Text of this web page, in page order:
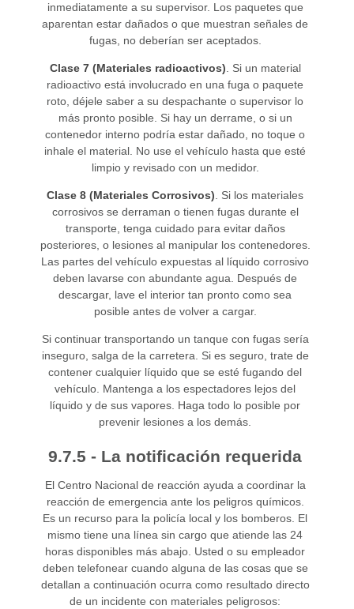
inmediatamente a su supervisor. Los paquetes que
aparentan estar dañados o que muestran señales de
fugas, no deberían ser aceptados.
Clase 7 (Materiales radioactivos) . Si un material
radioactivo está involucrado en una fuga o paquete
roto, déjele saber a su despachante o supervisor lo
más pronto posible. Si hay un derrame, o si un
contenedor interno podría estar dañado, no toque o
inhale el material. No use el vehículo hasta que esté
limpio y revisado con un medidor.
Clase 8 (Materiales Corrosivos) . Si los materiales
corrosivos se derraman o tienen fugas durante el
transporte, tenga cuidado para evitar daños
posteriores, o lesiones al manipular los contenedores.
Las partes del vehículo expuestas al líquido corrosivo
deben lavarse con abundante agua. Después de
descargar, lave el interior tan pronto como sea
posible antes de volver a cargar.
Si continuar transportando un tanque con fugas sería
inseguro, salga de la carretera. Si es seguro, trate de
contener cualquier líquido que se esté fugando del
vehículo. Mantenga a los espectadores lejos del
líquido y de sus vapores. Haga todo lo posible por
prevenir lesiones a los demás.
9.7.5 - La notificación requerida
El Centro Nacional de reacción ayuda a coordinar la
reacción de emergencia ante los peligros químicos.
Es un recurso para la policía local y los bomberos. El
mismo tiene una línea sin cargo que atiende las 24
horas disponibles más abajo. Usted o su empleador
deben telefonear cuando alguna de las cosas que se
detallan a continuación ocurra como resultado directo
de un incidente con materiales peligrosos: